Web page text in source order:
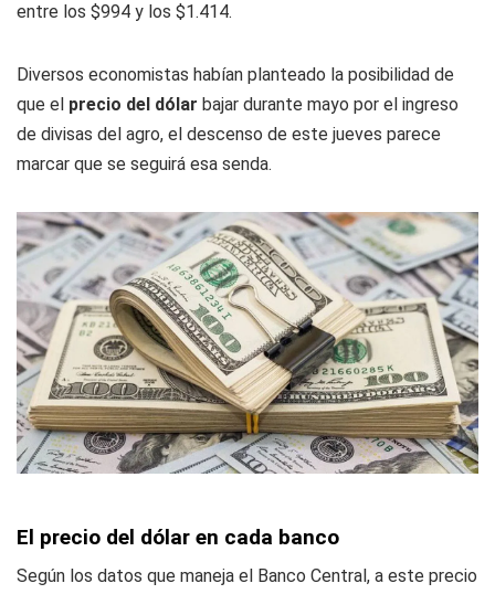
entre los $994 y los $1.414.
Diversos economistas habían planteado la posibilidad de
que el precio del dólar bajar durante mayo por el ingreso
de divisas del agro, el descenso de este jueves parece
marcar que se seguirá esa senda.
El precio del dólar en cada banco
Según los datos que maneja el Banco Central, a este precio